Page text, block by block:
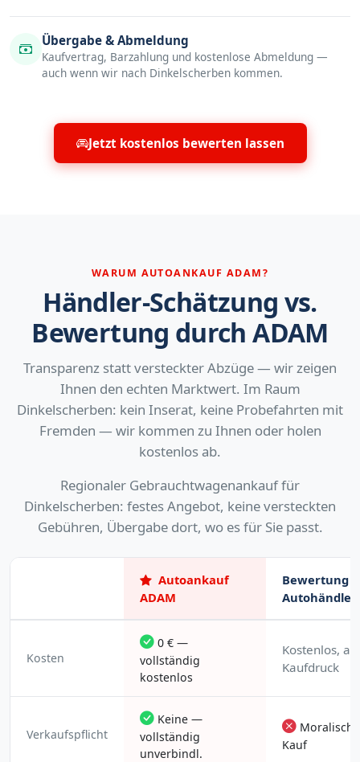
Übergabe & Abmeldung
Kaufvertrag, Barzahlung und kostenlose Abmeldung —
auch wenn wir nach Dinkelscherben kommen.
Jetzt kostenlos bewerten lassen
WARUM AUTOANKAUF ADAM?
Händler-Schätzung vs.
Bewertung durch ADAM
Transparenz statt versteckter Abzüge — wir zeigen
Ihnen den echten Marktwert. Im Raum
Dinkelscherben: kein Inserat, keine Probefahrten mit
Fremden — wir kommen zu Ihnen oder holen
kostenlos ab.
Regionaler Gebrauchtwagenankauf für
Dinkelscherben: festes Angebot, keine versteckten
Gebühren, Übergabe dort, wo es für Sie passt.
Autoankauf
ADAM
Bewertung
Autohändler
Kosten
0 € —
vollständig
kostenlos
Kostenlos,
Kaufdruck
Verkaufspflicht
Keine —
vollständig
unverbindl.
Kauf